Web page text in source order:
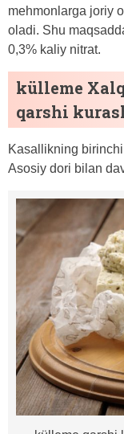
mehmonlarga joriy
oladi. Shu
0,3% kaliy nitrat.
külleme
qarshi
Kasallikning
Asosiy dori bilan